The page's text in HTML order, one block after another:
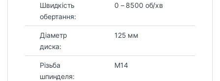
Швидкість
обертання:
0 – 8500 об/хв
Діаметр
диска:
125 мм
Різьба
шпинделя:
М14